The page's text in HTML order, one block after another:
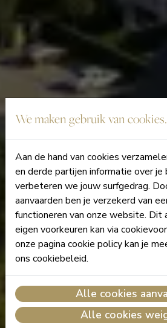
We maken gebruik van cookies.
Aan de hand van cookies
en derde partijen informatie over je
verbeteren we jouw surfgedrag.
aanvaarden ben je verzekerd van
functioneren van onze website. Dit
eigen voorkeuren kan via
onze pagina cookie policy kan je
ons cookiebeleid.
Alle cookies
Alle cookies